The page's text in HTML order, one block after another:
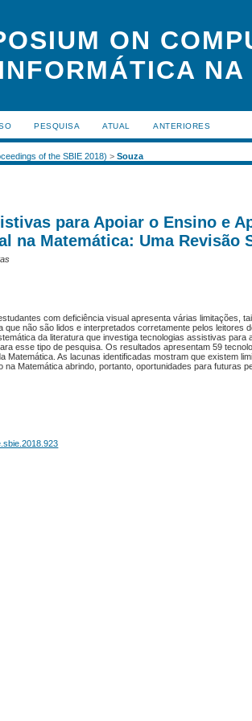
ON
PESQUISA ATUAL ANTERIORES
of the SBIE 2018) >Souza
para Apoiar o Ensino e
na Matemática: Uma Revisão
com deficiência visual apresenta várias limitações,
que não são lidos e interpretados corretamente pelos
da literatura que investiga tecnologias assistivas
esse tipo de pesquisa. Os resultados apresentam 59
Matemática. As lacunas identificadas mostram que existem
na Matemática abrindo, portanto, oportunidades para futuras